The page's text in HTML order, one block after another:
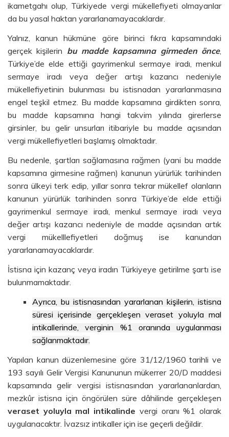
ikametgahı olup, Türkiyede vergi mükellefiyeti olmayanlar
da bu yasal haktan yararlanamayacaklardır.
Yalnız, kanun hükmüne göre birinci fıkra kapsamındaki
gerçek kişilerin bu madde kapsamına girmeden önce,
Türkiye’de elde ettiği gayrimenkul sermaye iradı, menkul
sermaye iradı veya değer artışı kazancı nedeniyle
mükellefiyetinin bulunması bu istisnadan yararlanmasına
engel teşkil etmez. Bu madde kapsamına girdikten sonra,
bu madde kapsamına hangi takvim yılında girerlerse
girsinler, bu gelir unsurları itibariyle bu madde açısından
vergi mükellefiyetleri başlamış olmaktadır.
Bu nedenle, şartları sağlamasına rağmen (yani bu madde
kapsamına girmesine rağmen) kanunun yürürlük tarihinden
sonra ülkeyi terk edip, yıllar sonra tekrar mükellef olanların
kanunun yürürlük tarihinden sonra Türkiye’de elde ettiği
gayrimenkul sermaye iradı, menkul sermaye iradı veya
değer artışı kazancı nedeniyle de madde açısından artık
vergi mükelllefiyetleri doğmuş ise kanundan
yararlanamayacaklardır.
İstisna için kazanç veya iradın Türkiyeye getirilme şartı ise
bulunmamaktadır.
Ayrıca, bu istisnasından yararlanan kişilerin, istisna
süresi içerisinde gerçekleşen veraset yoluyla mal
intikallerinde, verginin %1 oranında uygulanması
sağlanmaktadır.
Yapılan kanun düzenlemesine göre 31/12/1960 tarihli ve
193 sayılı Gelir Vergisi Kanununun mükerrer 20/D maddesi
kapsamında gelir vergisi istisnasından yararlananlardan,
mezkûr istisna için öngörülen süre dâhilinde gerçekleşen
veraset yoluyla mal intikalinde vergi oranı %1 olarak
uygulanacaktır. İvazsız intikaller için ise geçerli değildir.